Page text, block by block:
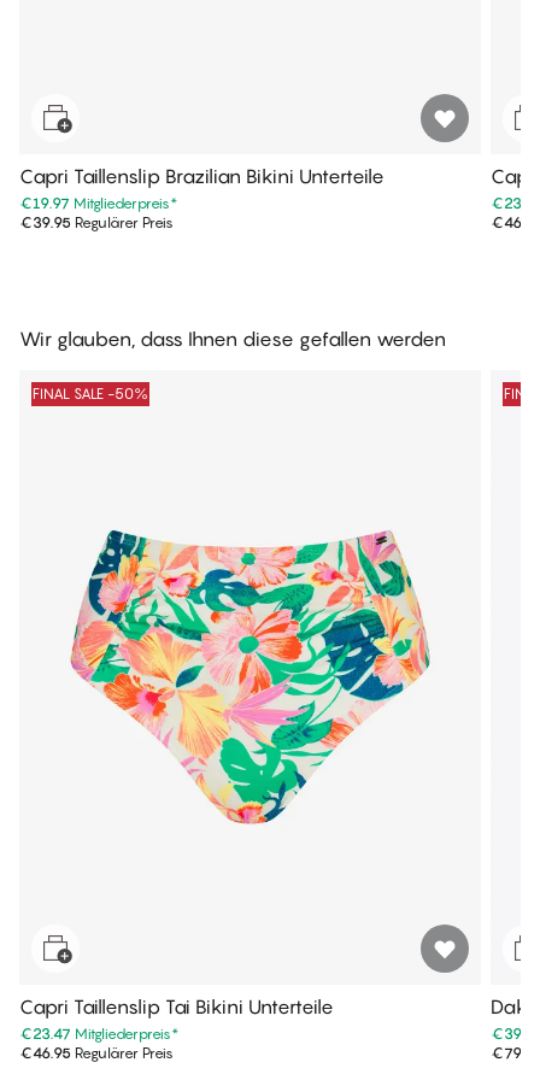
Capri Taillenslip Brazilian Bikini Unterteile
€19.97 Mitgliederpreis*
€39.95 Regulärer Preis
Wir glauben, dass Ihnen diese gefallen werden
FINAL SALE -50%
Capri Taillenslip Tai Bikini Unterteile
€23.47 Mitgliederpreis*
€46.95 Regulärer Preis